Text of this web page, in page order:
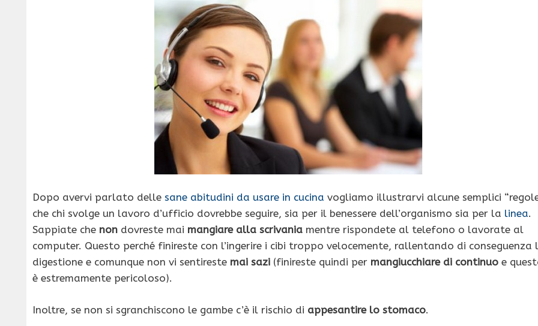
Dopo avervi parlato delle sane abitudini da usare in cucina vogliamo illustrarvi alcune semplici
che chi svolge un lavoro d’ufficio dovrebbe seguire, sia per il benessere dell’organismo sia per la linea.
Sappiate che non dovreste mai mangiare alla scrivania mentre rispondete al telefono o lavorate al
computer. Questo perché finireste con l’ingerire i cibi troppo velocemente, rallentando di conseguenza
digestione e comunque non vi sentireste mai sazi (finireste quindi per mangiucchiare di continuo e
è estremamente pericoloso).
Inoltre, se non si sgranchiscono le gambe c’è il rischio di appesantire lo stomaco.